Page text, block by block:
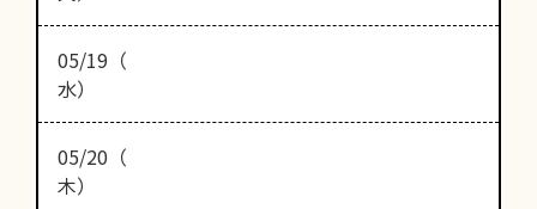
05/19（
水）
05/20（
木）